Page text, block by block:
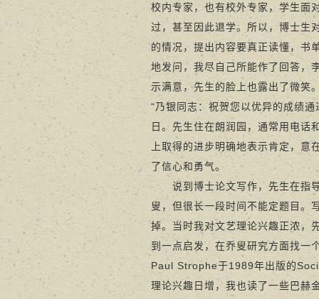
校内专家，也有校外专家，学生面
过，甚至因此退学。所以，博士生
的情况，提出内容要真正读懂，书
地发问，我尽自己所能作了回答，
示满意，先生的脸上也露出了微笑
“乃银同志：祝贺您以优异的成绩
日。先生住在朗润园，通常用电话
上取得的进步明确地表示肯定，
了信心和勇气。
说到博士论文写作，先生在指导
叟，但很长一段时间不能定题目。
掉。当时我对文艺理论兴趣正浓，
到一点启发，在乔叟研究方面找一
Paul Strophe于1989年出版的
理论兴趣日增，我也读了一些巴赫